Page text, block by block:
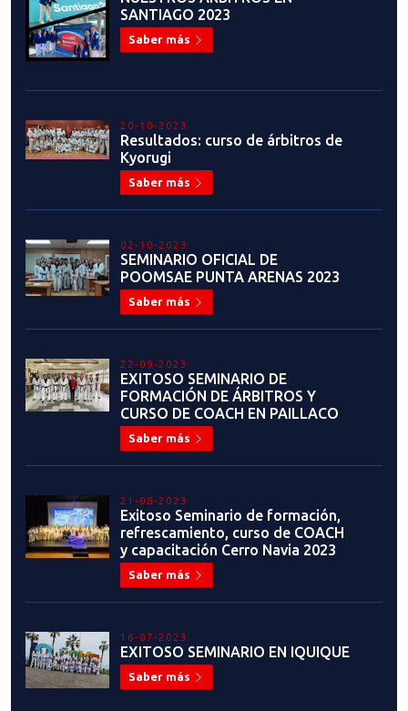
SANTIAGO 2023
Saber más
20-10-2023
Resultados: curso de árbitros de
Kyorugi
Saber más
02-10-2023
SEMINARIO OFICIAL DE
POOMSAE PUNTA ARENAS 2023
Saber más
22-09-2023
EXITOSO SEMINARIO DE
FORMACIÓN DE ÁRBITROS Y
CURSO DE COACH EN PAILLACO
Saber más
21-08-2023
Exitoso Seminario de formación,
refrescamiento, curso de COACH
y capacitación Cerro Navia 2023
Saber más
16-07-2023
EXITOSO SEMINARIO EN IQUIQUE
Saber más